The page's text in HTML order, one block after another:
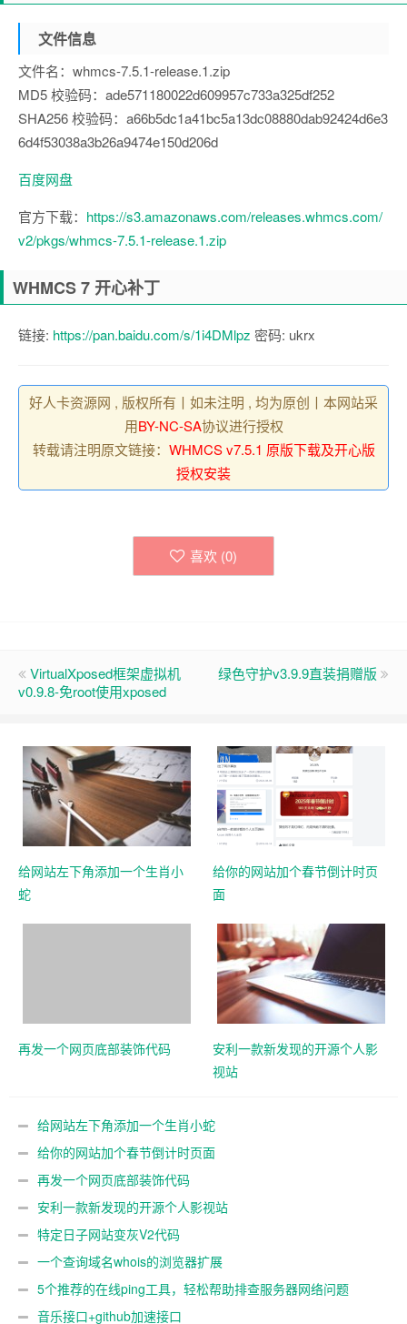
文件信息
文件名：whmcs-7.5.1-release.1.zip
MD5 校验码：ade571180022d609957c733a325df252
SHA256 校验码：a66b5dc1a41bc5a13dc08880dab92424d6e3
6d4f53038a3b26a9474e150d206d
百度网盘
官方下载： https://s3.amazonaws.com/releases.whmcs.com/
v2/pkgs/whmcs-7.5.1-release.1.zip
WHMCS 7 开心补丁
链接: https://pan.baidu.com/s/1i4DMlpz 密码: ukrx
好人卡资源网 , 版权所有丨如未注明 , 均为原创丨本网站采
用BY-NC-SA协议进行授权
转载请注明原文链接： WHMCS v7.5.1 原版下载及开心版
授权安装
喜欢 (0)
VirtualXposed框架虚拟机
v0.9.8-免root使用xposed
绿色守护v3.9.9直装捐赠版
给网站左下角添加一个生肖小
蛇
给你的网站加个春节倒计时页
面
再发一个网页底部装饰代码
安利一款新发现的开源个人影
视站
给网站左下角添加一个生肖小蛇
给你的网站加个春节倒计时页面
再发一个网页底部装饰代码
安利一款新发现的开源个人影视站
特定日子网站变灰V2代码
一个查询域名whois的浏览器扩展
5个推荐的在线ping工具，轻松帮助排查服务器网络问题
音乐接口+github加速接口